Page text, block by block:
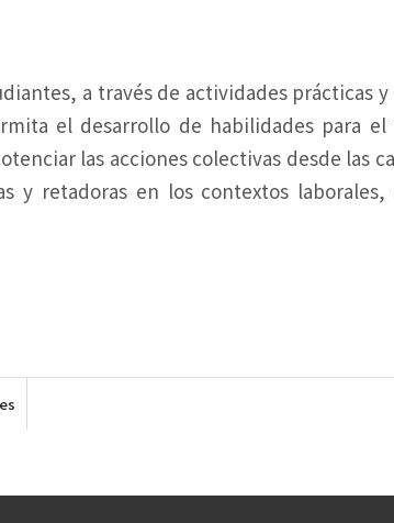
a través de actividades prácticas
el desarrollo de habilidades para
las acciones colectivas desde las
y retadoras en los contextos